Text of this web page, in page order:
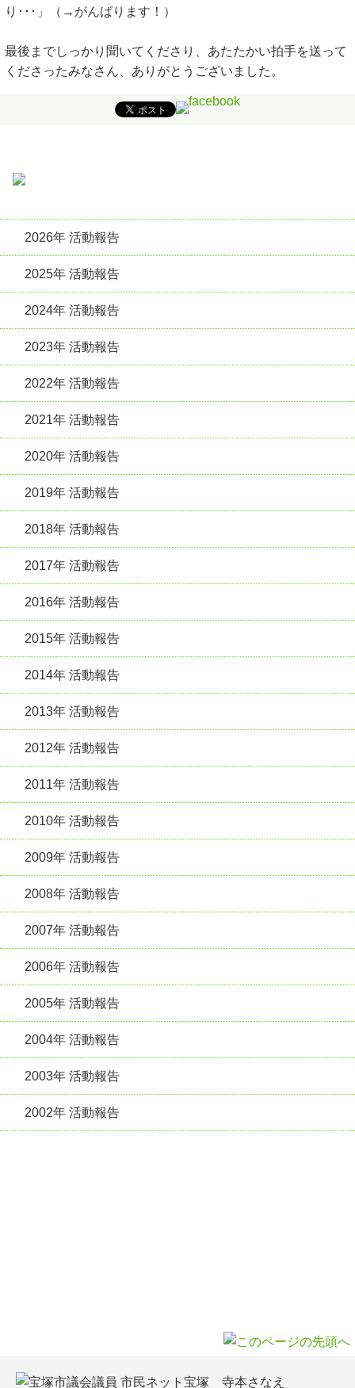
り･･･」（→がんばります！）
最後までしっかり聞いてくださり、あたたかい拍手を送って
くださったみなさん、ありがとうございました。
2026年 活動報告
2025年 活動報告
2024年 活動報告
2023年 活動報告
2022年 活動報告
2021年 活動報告
2020年 活動報告
2019年 活動報告
2018年 活動報告
2017年 活動報告
2016年 活動報告
2015年 活動報告
2014年 活動報告
2013年 活動報告
2012年 活動報告
2011年 活動報告
2010年 活動報告
2009年 活動報告
2008年 活動報告
2007年 活動報告
2006年 活動報告
2005年 活動報告
2004年 活動報告
2003年 活動報告
2002年 活動報告